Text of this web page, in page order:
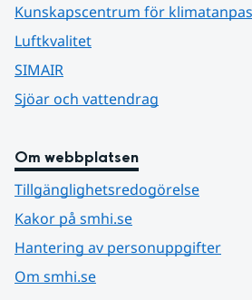
Kunskapscentrum för
Luftkvalitet
SIMAIR
Sjöar och vattendrag
Om webbplatsen
Tillgänglighetsredogörelse
Kakor på smhi.se
Hantering av personuppgifter
Om smhi.se